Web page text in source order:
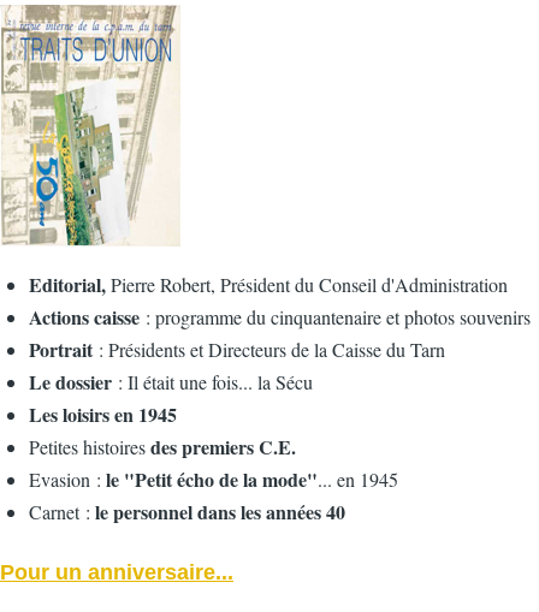
Editorial,Pierre Robert, Président du Conseil d'Administration
Actions caisse : programme du cinquantenaire et photos souvenirs
Portrait : Présidents et Directeurs de la Caisse du Tarn
Le dossier : Il était une fois... la Sécu
Les loisirs en 1945
Petites histoiresdes premiers C.E.
Evasion : le "Petit écho de la mode"... en 1945
Carnet : le personnel dans les années 40
Pour un anniversaire...